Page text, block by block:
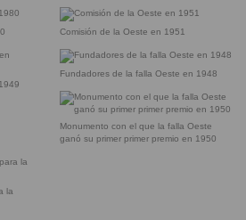
Comisión de la Oeste en 1951
Fundadores de la falla Oeste en 1948
Monumento con el que la falla Oeste
ganó su primer primer premio en 1950
la